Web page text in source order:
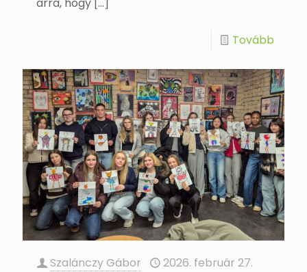
arra, hogy […]
Tovább
Szalánczy Gábor 2026. február 27.